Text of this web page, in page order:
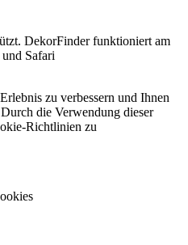
DekorFinder funktioniert am
Safari
zu verbessern und Ihnen
die Verwendung dieser
Richtlinien zu